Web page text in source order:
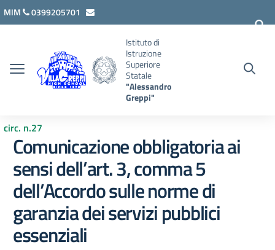
Vai ai contenuti
Vai al menu di navigazione
Vai al footer
MIM
0399205701
Istituto di
Istruzione
Superiore
Statale
"Alessandro
Greppi"
circ. n.27
Comunicazione obbligatoria ai
sensi dell’art. 3, comma 5
dell’Accordo sulle norme di
garanzia dei servizi pubblici
essenziali